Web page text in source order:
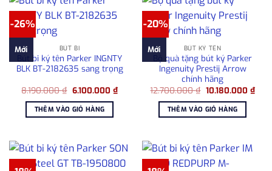
-26%
Mới BÚT BI
Bút bi ký tên Parker INGNTY
BLK BT-2182635 sang trọng
8.190.000₫ Giá
là:
8.190.000 ₫.
6.100.000 ₫Giá
hiện
6.100.000 ₫.
THÊM VÀO GIỎ HÀNG
-20%
Mới BÚT KÝ TÊN
Bộ quà tặng bút ký Parker
Ingenuity Prestij Arrow
chính hãng
12.700.000₫ Giá
là:
12.700.000 ₫.
10.180.000 ₫Giá
hiện
THÊM VÀO GIỎ HÀNG